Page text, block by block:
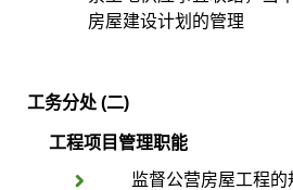
房屋建设计划的管理
工务分处 (二)
工程项目管理职能
监督公营房屋工程的规